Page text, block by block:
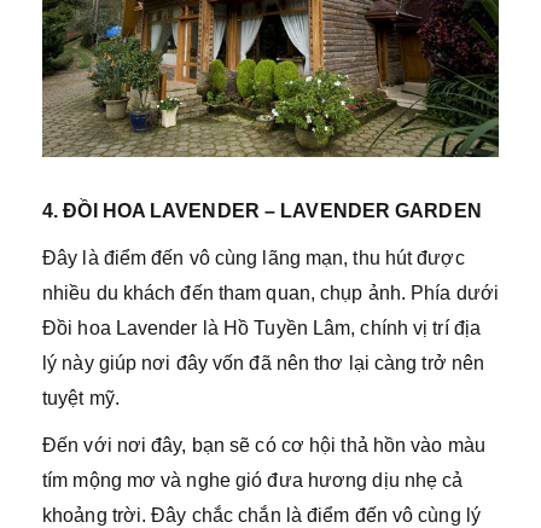
4. ĐỒI HOA LAVENDER – LAVENDER GARDEN
Đây là điểm đến vô cùng lãng mạn, thu hút được
nhiều du khách đến tham quan, chụp ảnh. Phía dưới
Đồi hoa Lavender là Hồ Tuyền Lâm, chính vị trí địa
lý này giúp nơi đây vốn đã nên thơ lại càng trở nên
tuyệt mỹ.
Đến với nơi đây, bạn sẽ có cơ hội thả hồn vào màu
tím mộng mơ và nghe gió đưa hương dịu nhẹ cả
khoảng trời. Đây chắc chắn là điểm đến vô cùng lý